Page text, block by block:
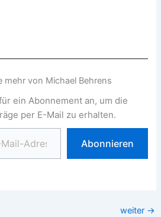
mehr von Michael Behrens
ein Abonnement an, um die
per E-Mail zu erhalten.
Abonnieren
weiter →